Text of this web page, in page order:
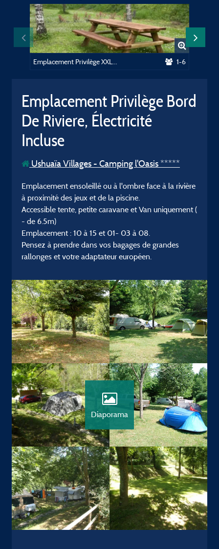
1-6
Emplacement Privilège Bord
De Riviere, Électricité
Incluse
Ushuaïa Villages - Camping l'Oasis *****
Emplacement ensoleillé ou à l'ombre face à la rivière
à proximité des jeux et de la piscine.
Accessible tente, petite caravane et Van uniquement (
- de 6.5m)
Emplacement : 10 à 15 et 01- 03 à 08.
Pensez à prendre dans vos bagages de grandes
rallonges et votre adaptateur européen.
Diaporama